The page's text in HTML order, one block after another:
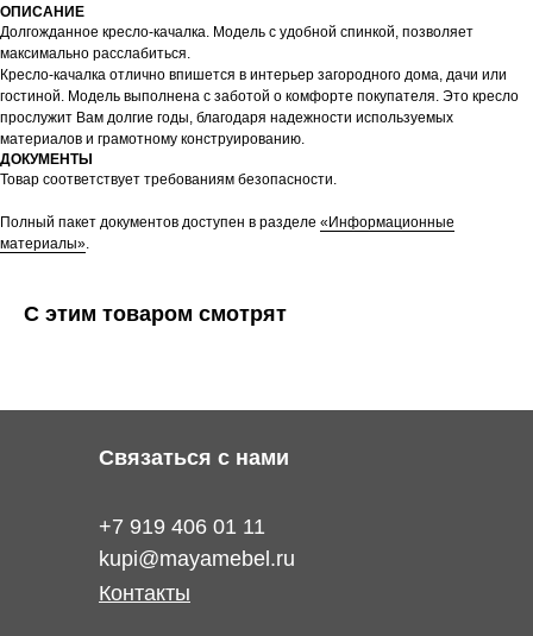
ОПИСАНИЕ
Долгожданное кресло-качалка. Модель с удобной спинкой, позволяет
максимально расслабиться.
Кресло-качалка отлично впишется в интерьер загородного дома, дачи или
гостиной. Модель выполнена с заботой о комфорте покупателя. Это кресло
прослужит Вам долгие годы, благодаря надежности используемых
материалов и грамотному конструированию.
ДОКУМЕНТЫ
Товар соответствует требованиям безопасности.
Полный пакет документов доступен в разделе «Информационные
материалы».
С этим товаром смотрят
Связаться с нами
+7 919 406 01 11
kupi@mayamebel.ru
Контакты